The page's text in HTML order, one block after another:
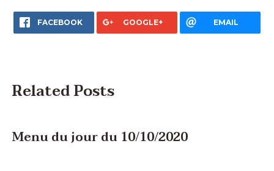
FACEBOOK GOOGLE+ EMAIL
Related Posts
Menu du jour du 10/10/2020